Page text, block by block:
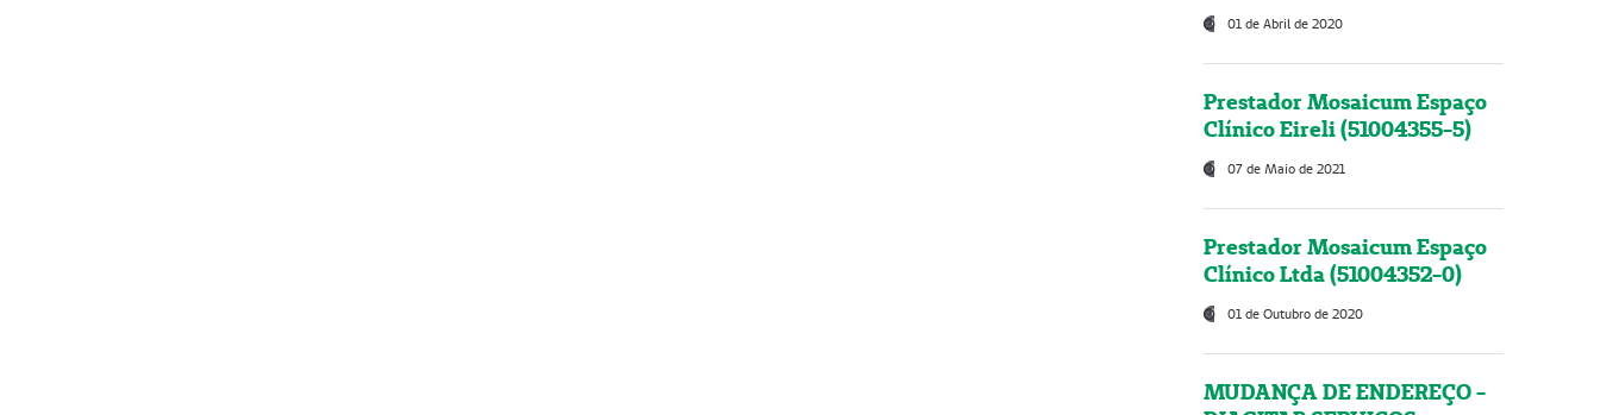
01 de Abril de 2020
Prestador Mosaicum Espaço
Clínico Eireli (51004355-5)
07 de Maio de 2021
Prestador Mosaicum Espaço
Clínico Ltda (51004352-0)
01 de Outubro de 2020
MUDANÇA DE ENDEREÇO -